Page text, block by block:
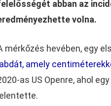
abban az
volna.
mérkőzés hevében, egy
labdát, amely
as US Openre, ahol